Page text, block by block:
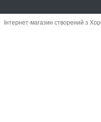
Інтернет-магазин створений з